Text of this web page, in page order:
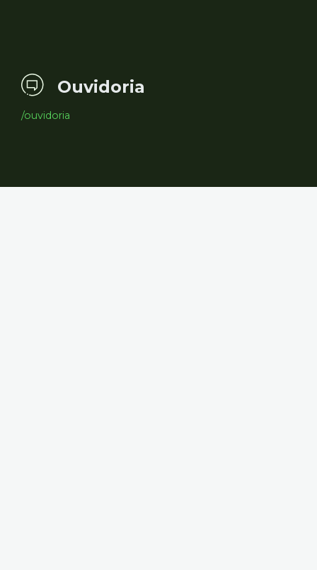
Ouvidoria
/ouvidoria